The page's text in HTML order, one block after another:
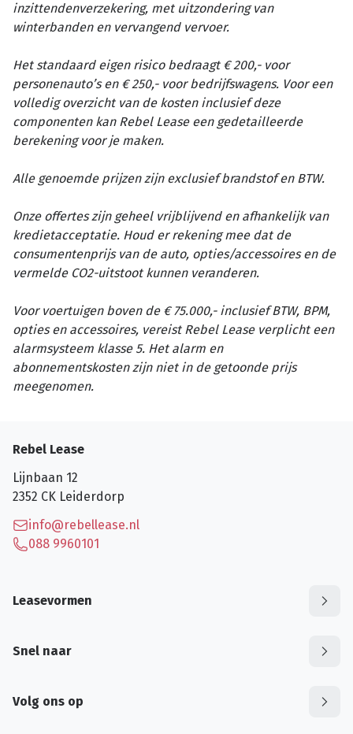
inzittendenverzekering, met uitzondering van
winterbanden en vervangend vervoer.
Het standaard eigen risico bedraagt € 200,- voor
personenauto’s en € 250,- voor bedrijfswagens. Voor een
volledig overzicht van de kosten inclusief deze
componenten kan Rebel Lease een gedetailleerde
berekening voor je maken.
Alle genoemde prijzen zijn exclusief brandstof en BTW.
Onze offertes zijn geheel vrijblijvend en afhankelijk van
kredietacceptatie. Houd er rekening mee dat de
consumentenprijs van de auto, opties/accessoires en de
vermelde CO2-uitstoot kunnen veranderen.
Voor voertuigen boven de € 75.000,- inclusief BTW, BPM,
opties en accessoires, vereist Rebel Lease verplicht een
alarmsysteem klasse 5. Het alarm en
abonnementskosten zijn niet in de getoonde prijs
meegenomen.
Rebel Lease
Lijnbaan 12
2352 CK Leiderdorp
info@rebellease.nl
088 9960101
Leasevormen
Snel naar
Volg ons op